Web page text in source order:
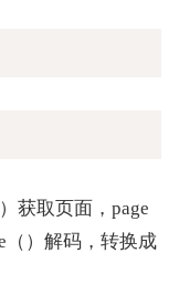
获取页面，page
（）解码，转换成